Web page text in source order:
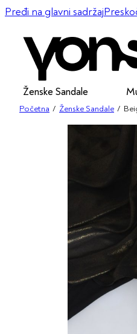
Pređi na glavni sadržaj
Ženske Sandale
Početna / Ženske Sandale /